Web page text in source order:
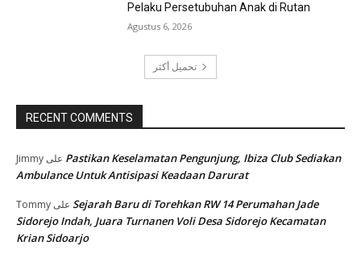
Pelaku Persetubuhan Anak di Rutan
Agustus 6, 2026
تحميل أكثر
RECENT COMMENTS
Jimmy
Pastikan Keselamatan Pengunjung, Ibiza Club Sediakan
Ambulance Untuk Antisipasi Keadaan Darurat
Tommy
Sejarah Baru di Torehkan RW 14 Perumahan Jade
Sidorejo Indah, Juara Turnanen Voli Desa Sidorejo Kecamatan
Krian Sidoarjo